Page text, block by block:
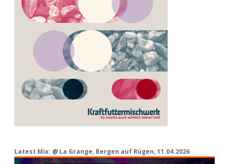
Latest Mix: @ La Grange, Bergen auf Rügen, 11.04.2026